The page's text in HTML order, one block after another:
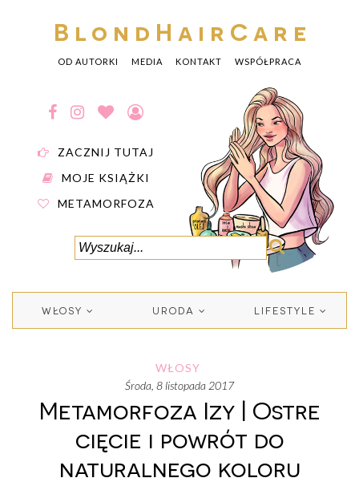
BlondHairCare
OD AUTORKI MEDIA KONTAKT WSPÓŁPRACA
ZACZNIJ TUTAJ
MOJE KSIĄŻKI
METAMORFOZA
WŁOSY URODA LIFESTYLE
WŁOSY
środa, 8 listopada 2017
Metamorfoza Izy | Ostre
cięcie i powrót do
naturalnego koloru